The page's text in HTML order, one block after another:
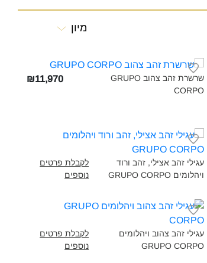
מיון
שרשרת זהב צהוב GRUPO
CORPO‎
₪11,970
עגילי זהב אצילי, זהב ורוד
ויהלומים GRUPO CORPO‎
לקבלת פרטים
נוספים
עגילי זהב צהוב ויהלומים
GRUPO CORPO‎
לקבלת פרטים
נוספים